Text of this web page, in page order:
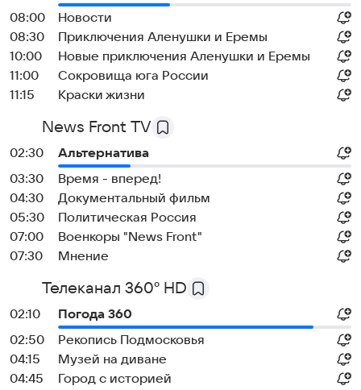
08:00
Новости
08:30
Приключения Аленушки и Еремы
10:00
Новые приключения Аленушки и Еремы
11:00
Сокровища юга России
11:15
Краски жизни
News Front TV
02:30
Альтернатива
03:30
Время - вперед!
04:30
Документальный фильм
05:30
Политическая Россия
07:00
Военкоры "News Front"
07:30
Мнение
Телеканал 360° HD
02:10
Погода 360
02:50
Рекопись Подмосковья
04:15
Музей на диване
04:45
Город с историей